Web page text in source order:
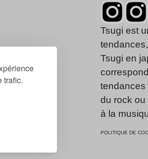
trafic.
Tsugi est
Tsugi en
tendances
du rock
à la
POLITIQUE DE